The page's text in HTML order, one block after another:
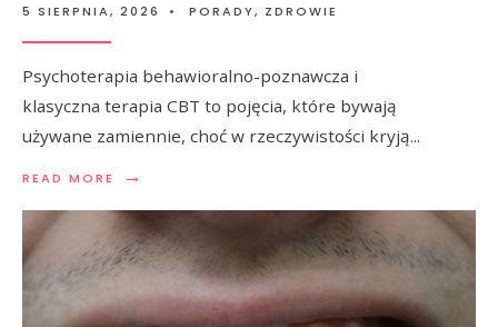
5 SIERPNIA, 2026 • PORADY, ZDROWIE
Psychoterapia behawioralno-poznawcza i
klasyczna terapia CBT to pojęcia, które bywają
używane zamiennie, choć w rzeczywistości kryją...
READ MORE →